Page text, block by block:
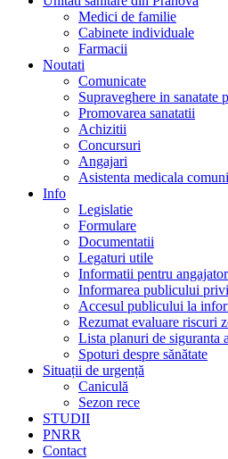
Medici de familie
Cabinete individuale
Farmacii
Noutati
Comunicate
Supraveghere in sanatate
Promovarea sanatatii
Achizitii
Concursuri
Angajari
Asistenta medicala
Info
Legislatie
Formulare
Documentatii
Legaturi utile
Informatii pentru
Informarea publicului
Accesul publicului la
Rezumat evaluare riscuri
Lista planuri de siguranta
Spoturi despre sănătate
Situații de urgență
Caniculă
Sezon rece
STUDII
PNRR
Contact